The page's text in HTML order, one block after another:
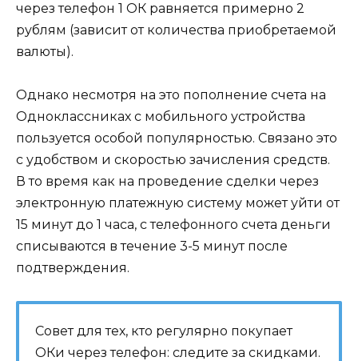
через телефон 1 ОК равняется примерно 2
рублям (зависит от количества приобретаемой
валюты).
Однако несмотря на это пополнение счета на
Одноклассниках с мобильного устройства
пользуется особой популярностью. Связано это
с удобством и скоростью зачисления средств.
В то время как на проведение сделки через
электронную платежную систему может уйти от
15 минут до 1 часа, с телефонного счета деньги
списываются в течение 3-5 минут после
подтверждения.
Совет для тех, кто регулярно покупает
ОКи через телефон: следите за скидками.